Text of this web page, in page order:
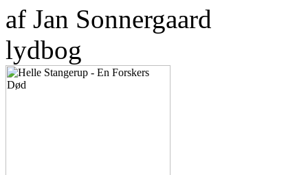
af Jan Sonnergaard
lydbog